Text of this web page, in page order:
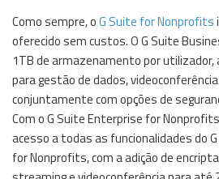
Como sempre, oG Suite for Nonprofits
oferecido sem custos. O G Suite
1TB de armazenamento por utilizador,
para gestão de dados,
conjuntamente com opções de
Com o G Suite Enterprise for
acesso a todas as funcionalidades do
for Nonprofits, com a adição de